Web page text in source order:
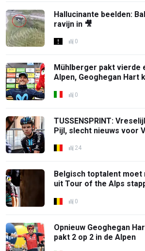
Hallucinante beelden:
ravijn in 🎥
0
Mühlberger pakt vierde
Alpen, Geoghegan Hart
0
TUSSENSPRINT:
Pijl, slecht nieuws voor
24
Belgisch toptalent moet
uit Tour of the Alps
0
Opnieuw Geoghegan
pakt 2 op 2 in de Alpen